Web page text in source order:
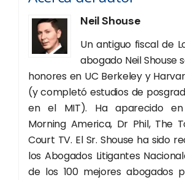
Neil Shouse
Un antiguo fiscal de
abogado Neil Shouse
honores en UC Berkeley y
(y completó estudios de
en el MIT). Ha aparecido en
Morning America, Dr Phil, The
Court TV. El Sr. Shouse ha sido
los Abogados Litigantes
de los 100 mejores abogados